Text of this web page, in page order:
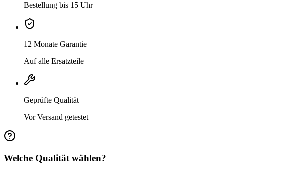
Bestellung bis 15 Uhr
12 Monate Garantie
Auf alle Ersatzteile
Geprüfte Qualität
Vor Versand getestet
Welche Qualität wählen?